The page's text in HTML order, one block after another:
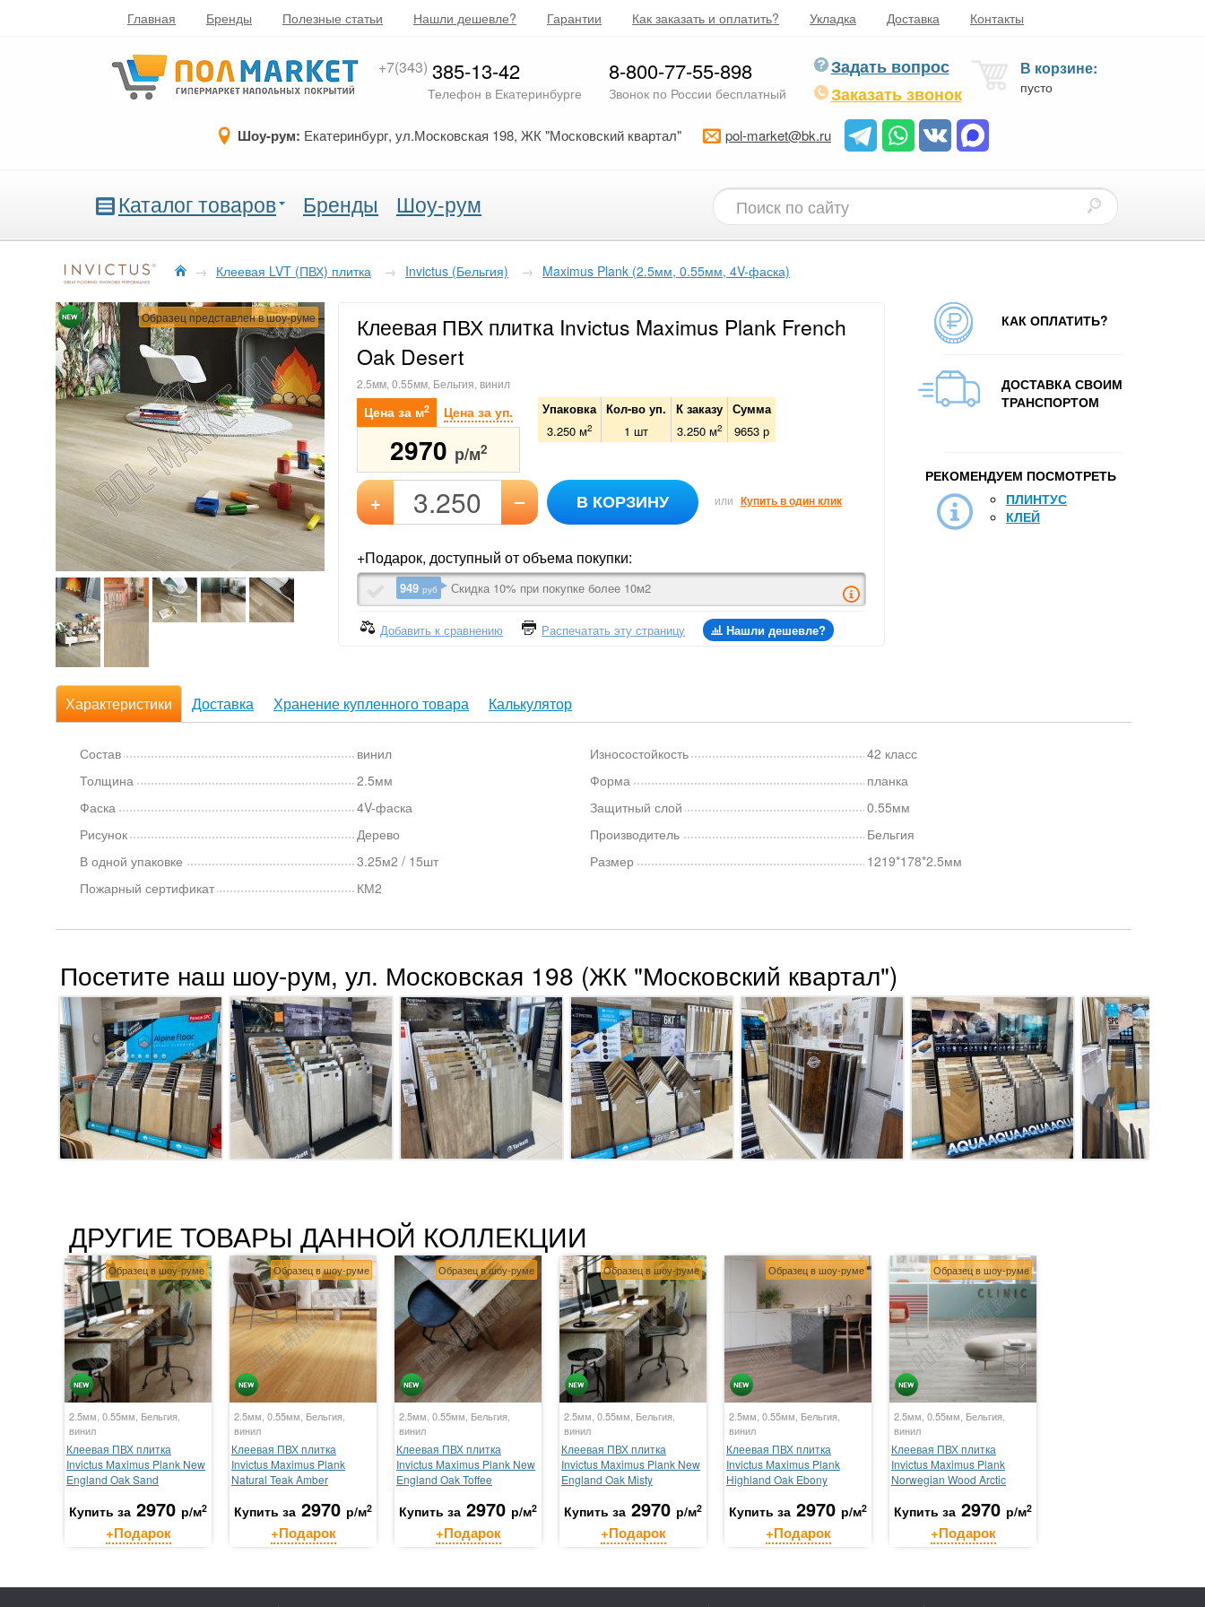
Главная Бренды Полезные статьи Нашли дешевле? Гарантии Как заказать и оплатить? Укладка Доставка Контакты
+7(343) 385-13-42
Телефон в Екатеринбурге
8-800-77-55-898
Звонок по России бесплатный
Задать вопрос
Заказать звонок
В корзине:
пусто
Шоу-рум: Екатеринбург, ул.Московская 198, ЖК "Московский квартал" pol-market@bk.ru
Каталог товаров Бренды Шоу-рум
→ Клеевая LVT (ПВХ) плитка → Invictus (Бельгия) → Maximus Plank (2.5мм, 0.55мм, 4V-фаска)
Образец представлен в шоу-руме
Клеевая ПВХ плитка Invictus Maximus Plank French
Oak Desert
2.5мм, 0.55мм, Бельгия, винил
Цена за м2 Цена за уп.
2970 р/м2
Упаковка Кол-во уп. К заказу Сумма
3.250 м2 1 шт 3.250 м2 9653 р
+ – В КОРЗИНУ или Купить в один клик
+Подарок, доступный от объема покупки:
949 руб Скидка 10% при покупке более 10м2
Добавить к сравнению Распечатать эту страницу Нашли дешевле?
КАК ОПЛАТИТЬ?
ДОСТАВКА СВОИМ
ТРАНСПОРТОМ
РЕКОМЕНДУЕМ ПОСМОТРЕТЬ
ПЛИНТУС
КЛЕЙ
Характеристики Доставка Хранение купленного товара Калькулятор
Состав
винил
Толщина
2.5мм
Фаска
4V-фаска
Рисунок
Дерево
В одной упаковке
3.25м2 / 15шт
Пожарный сертификат
КМ2
Износостойкость
42 класс
Форма
планка
Защитный слой
0.55мм
Производитель
Бельгия
Размер
1219*178*2.5мм
Посетите наш шоу-рум, ул. Московская 198 (ЖК "Московский квартал")
ДРУГИЕ ТОВАРЫ ДАННОЙ КОЛЛЕКЦИИ
Образец в шоу-руме
2.5мм, 0.55мм, Бельгия,
винил
Клеевая ПВХ плитка
Invictus Maximus Plank New
England Oak Sand
Купить за 2970 р/м2
+Подарок
Образец в шоу-руме
2.5мм, 0.55мм, Бельгия,
винил
Клеевая ПВХ плитка
Invictus Maximus Plank
Natural Teak Amber
Купить за 2970 р/м2
+Подарок
Образец в шоу-руме
2.5мм, 0.55мм, Бельгия,
винил
Клеевая ПВХ плитка
Invictus Maximus Plank New
England Oak Toffee
Купить за 2970 р/м2
+Подарок
Образец в шоу-руме
2.5мм, 0.55мм, Бельгия,
винил
Клеевая ПВХ плитка
Invictus Maximus Plank New
England Oak Misty
Купить за 2970 р/м2
+Подарок
Образец в шоу-руме
2.5мм, 0.55мм, Бельгия,
винил
Клеевая ПВХ плитка
Invictus Maximus Plank
Highland Oak Ebony
Купить за 2970 р/м2
+Подарок
Образец в шоу-руме
2.5мм, 0.55мм, Бельгия,
винил
Клеевая ПВХ плитка
Invictus Maximus Plank
Norwegian Wood Arctic
Купить за 2970 р/м2
+Подарок